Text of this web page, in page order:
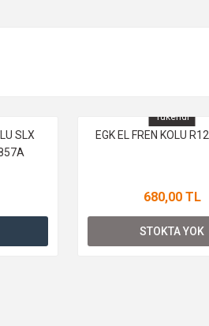
SLX
Tükendi
EGK EL FREN KOLU
680,00 TL
STOKTA YOK